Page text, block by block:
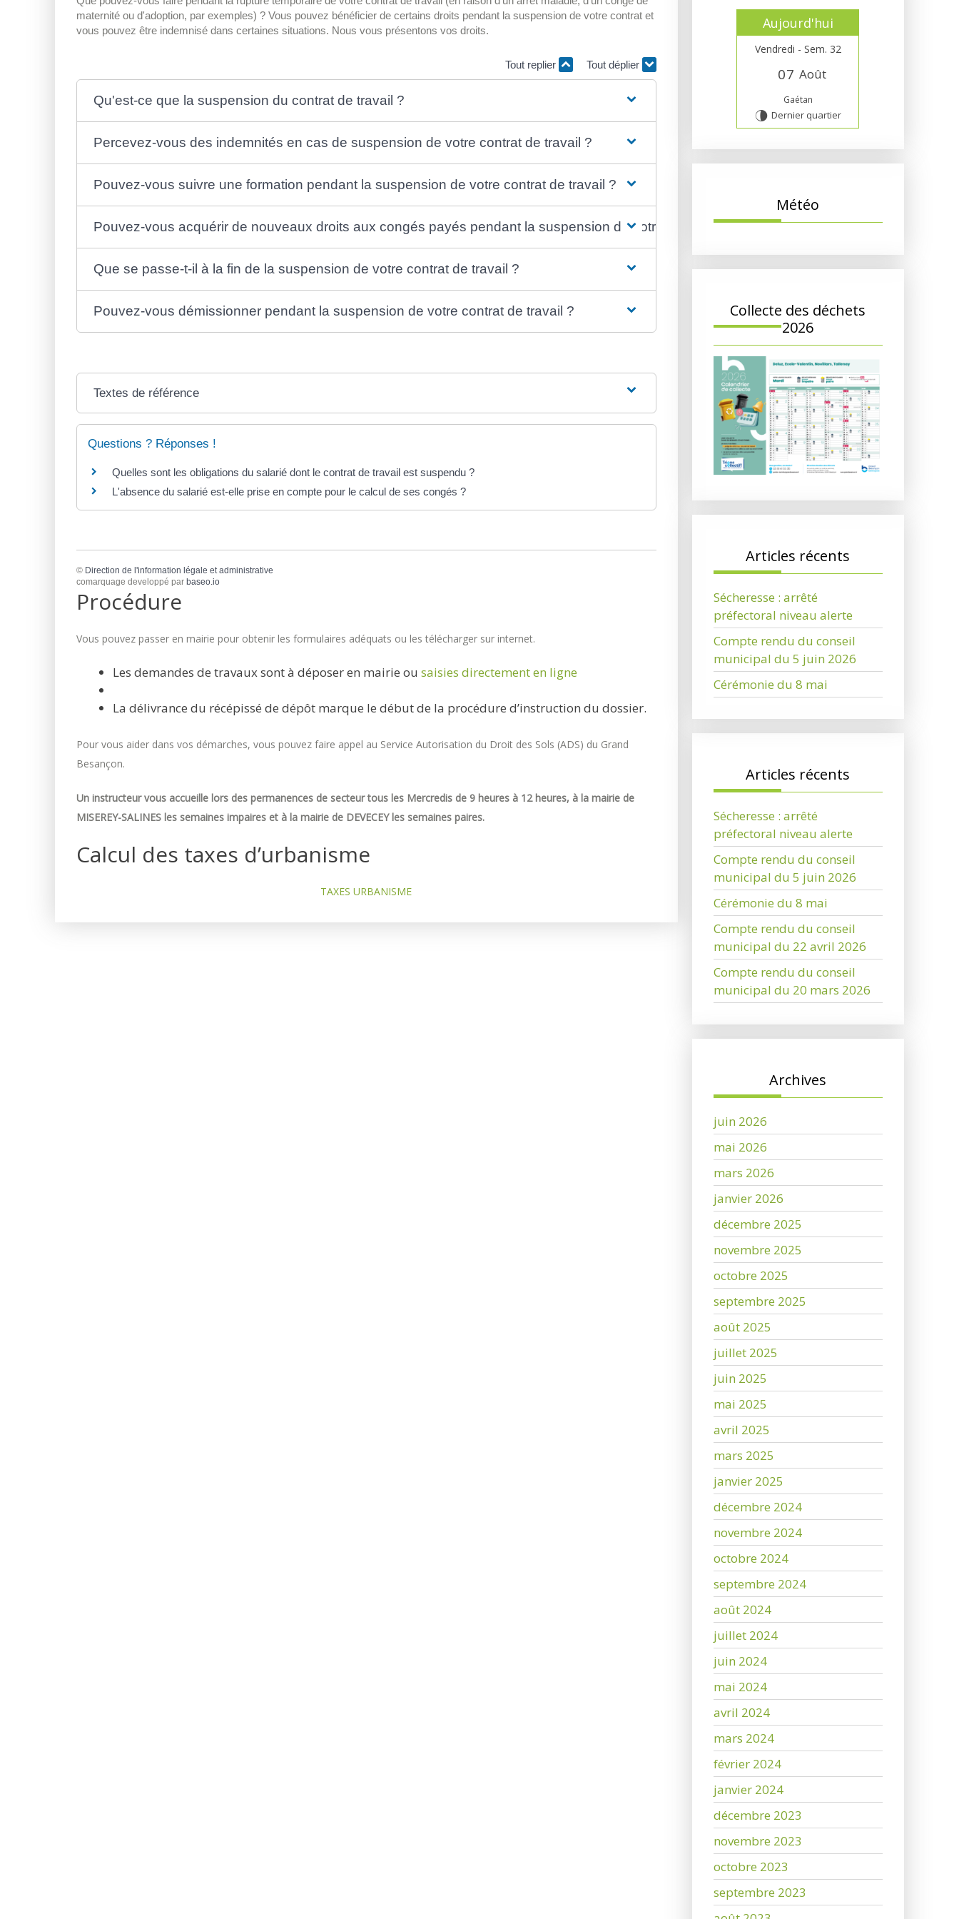
maternité ou d'adoption, par exemples) ? Vous pouvez bénéficier de certains droits pendant la suspension de votre contrat et
vous pouvez être indemnisé dans certaines situations. Nous vous présentons vos droits.
Tout replier Tout déplier
Qu'est-ce que la suspension du contrat de travail ?
Percevez-vous des indemnités en cas de suspension de votre contrat de travail ?
Pouvez-vous suivre une formation pendant la suspension de votre contrat de travail ?
Pouvez-vous acquérir de nouveaux droits aux congés payés pendant la suspension de votre contrat de travail ?
Que se passe-t-il à la fin de la suspension de votre contrat de travail ?
Pouvez-vous démissionner pendant la suspension de votre contrat de travail ?
Textes de référence
Questions ? Réponses !
Quelles sont les obligations du salarié dont le contrat de travail est suspendu ?
L'absence du salarié est-elle prise en compte pour le calcul de ses congés ?
© Direction de l'information légale et administrative
comarquage developpé par baseo.io
Procédure
Vous pouvez passer en mairie pour obtenir les formulaires adéquats ou les télécharger sur internet.
Les demandes de travaux sont à déposer en mairie ou saisies directement en ligne
La délivrance du récépissé de dépôt marque le début de la procédure d’instruction du dossier.
Pour vous aider dans vos démarches, vous pouvez faire appel au Service Autorisation du Droit des Sols (ADS) du Grand
Besançon.
Un instructeur vous accueille lors des permanences de secteur tous les Mercredis de 9 heures à 12 heures, à la mairie de
MISEREY-SALINES les semaines impaires et à la mairie de DEVECEY les semaines paires.
Calcul des taxes d’urbanisme
TAXES URBANISME
Aujourd'hui
Vendredi - Sem. 32
07 Août
Gaétan
U Dernier quartier
Météo
Collecte des déchets
2026
Articles récents
Sécheresse : arrêté
préfectoral niveau alerte
Compte rendu du conseil
municipal du 5 juin 2026
Cérémonie du 8 mai
Articles récents
Sécheresse : arrêté
préfectoral niveau alerte
Compte rendu du conseil
municipal du 5 juin 2026
Cérémonie du 8 mai
Compte rendu du conseil
municipal du 22 avril 2026
Compte rendu du conseil
municipal du 20 mars 2026
Archives
juin 2026
mai 2026
mars 2026
janvier 2026
décembre 2025
novembre 2025
octobre 2025
septembre 2025
août 2025
juillet 2025
juin 2025
mai 2025
avril 2025
mars 2025
janvier 2025
décembre 2024
novembre 2024
octobre 2024
septembre 2024
août 2024
juillet 2024
juin 2024
mai 2024
avril 2024
mars 2024
février 2024
janvier 2024
décembre 2023
novembre 2023
octobre 2023
septembre 2023